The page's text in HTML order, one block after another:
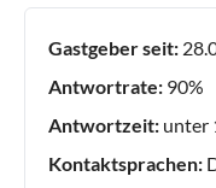
Gastgeber seit:
Antwortrate: 90%
Antwortzeit: unter
Kontaktsprachen: